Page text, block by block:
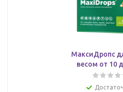
МаксиДропс
весом от 10